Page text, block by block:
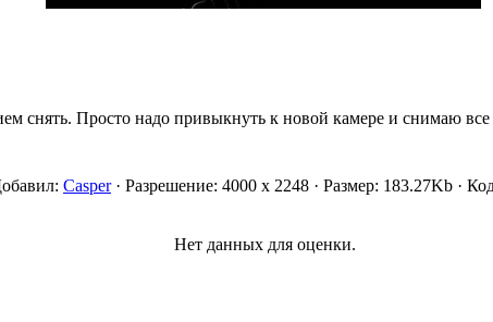
снять. Просто надо привыкнуть к новой камере и снимаю
Casper· Разрешение: 4000 x 2248 · Размер: 183.27Kb ·
Нет данных для оценки.